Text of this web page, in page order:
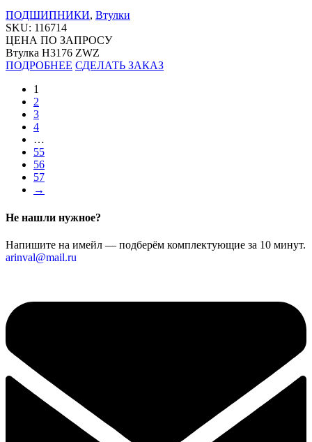
ПОДШИПНИКИ, Втулки
SKU: 116714
ЦЕНА ПО ЗАПРОСУ
Втулка H3176 ZWZ
ПОДРОБНЕЕ СДЕЛАТЬ ЗАКАЗ
1
2
3
4
…
55
56
57
→
Не нашли нужное?
Напишите на имейл — подберём комплектующие за 10 минут.
arinval@mail.ru